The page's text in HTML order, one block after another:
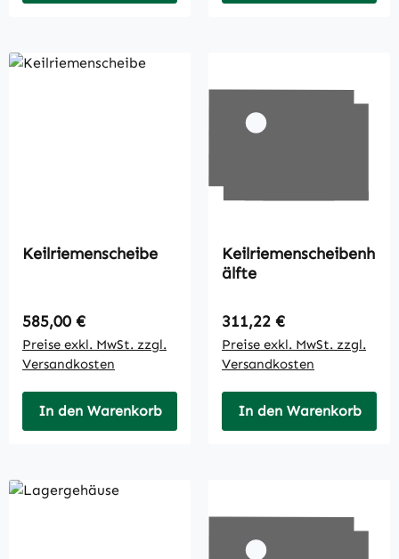
Keilriemenscheibe
Regulärer Preis:
585,00 €
Preise exkl. MwSt. zzgl.
Versandkosten
In den Warenkorb
Keilriemenscheibenh
älfte
Regulärer Preis:
311,22 €
Preise exkl. MwSt. zzgl.
Versandkosten
In den Warenkorb